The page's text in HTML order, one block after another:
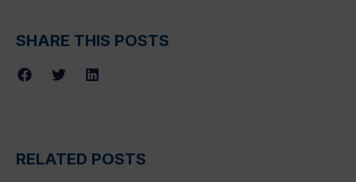
SHARE THIS POSTS
RELATED POSTS